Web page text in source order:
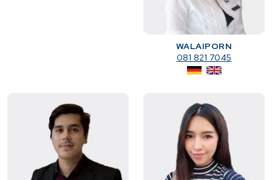
WALAIPORN
081 821 7045